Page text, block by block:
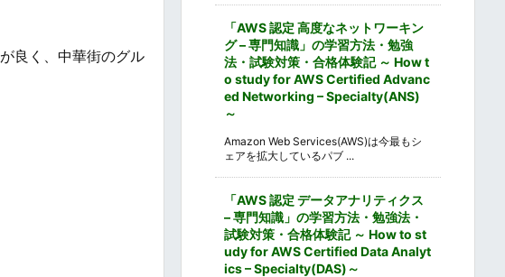
良く、中華街のグル
「AWS 認定 高度なネットワーキン
グ – 専門知識」の学習方法・勉強
法・試験対策・合格体験記 ～ How t
o study for AWS Certified Advanc
ed Networking – Specialty(ANS)
～
Amazon Web Services(AWS)は今最もシ
ェアを拡大しているパブ ...
「AWS 認定 データアナリティクス
– 専門知識」の学習方法・勉強法・
試験対策・合格体験記 ～ How to st
udy for AWS Certified Data Analyt
ics – Specialty(DAS)～